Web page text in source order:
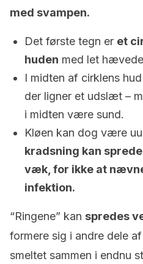
med svampen.
Det første tegn er et
huden med let
I midten af ​​cirklens
der ligner et udslæt –
i midten være sund.
Kløen kan dog være
kradsning kan
væk, for ikke at
infektion.
“Ringene” kan spredes
formere sig i andre dele
smeltet sammen i endnu